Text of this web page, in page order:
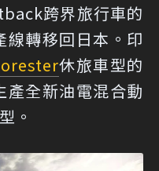
跨界旅行車的
轉移回日本。印
休旅車型的
產全新油電混合動
。